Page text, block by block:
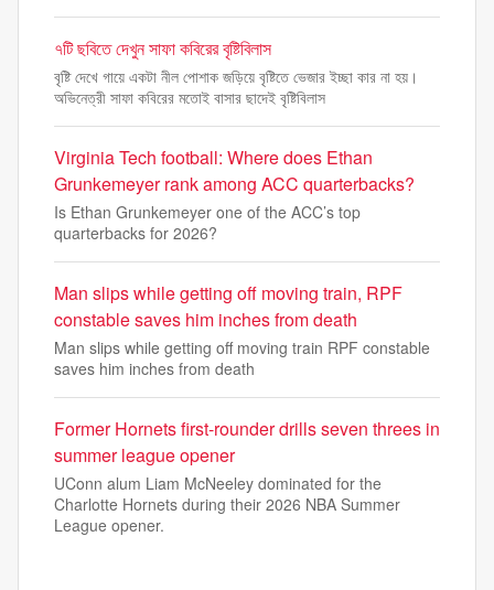
৭টি ছবিতে দেখুন সাফা কবিরের বৃষ্টিবিলাস
বৃষ্টি দেখে গায়ে একটা নীল পোশাক জড়িয়ে বৃষ্টিতে ভেজার ইচ্ছা কার না হয়।
অভিনেত্রী সাফা কবিরের মতোই বাসার ছাদেই বৃষ্টিবিলাস
Virginia Tech football: Where does Ethan
Grunkemeyer rank among ACC quarterbacks?
Is Ethan Grunkemeyer one of the ACC’s top
quarterbacks for 2026?
Man slips while getting off moving train, RPF
constable saves him inches from death
Man slips while getting off moving train RPF constable
saves him inches from death
Former Hornets first-rounder drills seven threes in
summer league opener
UConn alum Liam McNeeley dominated for the
Charlotte Hornets during their 2026 NBA Summer
League opener.